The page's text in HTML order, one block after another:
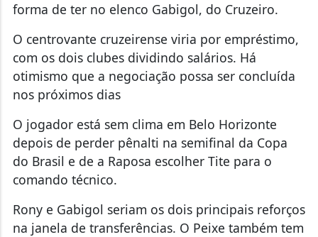
forma de ter no elenco Gabigol, do Cruzeiro.
O centrovante cruzeirense viria por empréstimo,
com os dois clubes dividindo salários. Há
otimismo que a negociação possa ser concluída
nos próximos dias
O jogador está sem clima em Belo Horizonte
depois de perder pênalti na semifinal da Copa
do Brasil e de a Raposa escolher Tite para o
comando técnico.
Rony e Gabigol seriam os dois principais reforços
na janela de transferências. O Peixe também tem